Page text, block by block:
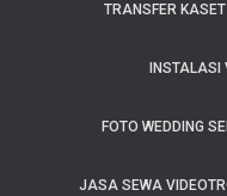
TRANSFER KASET
INSTALASI
FOTO WEDDING
JASA SEWA